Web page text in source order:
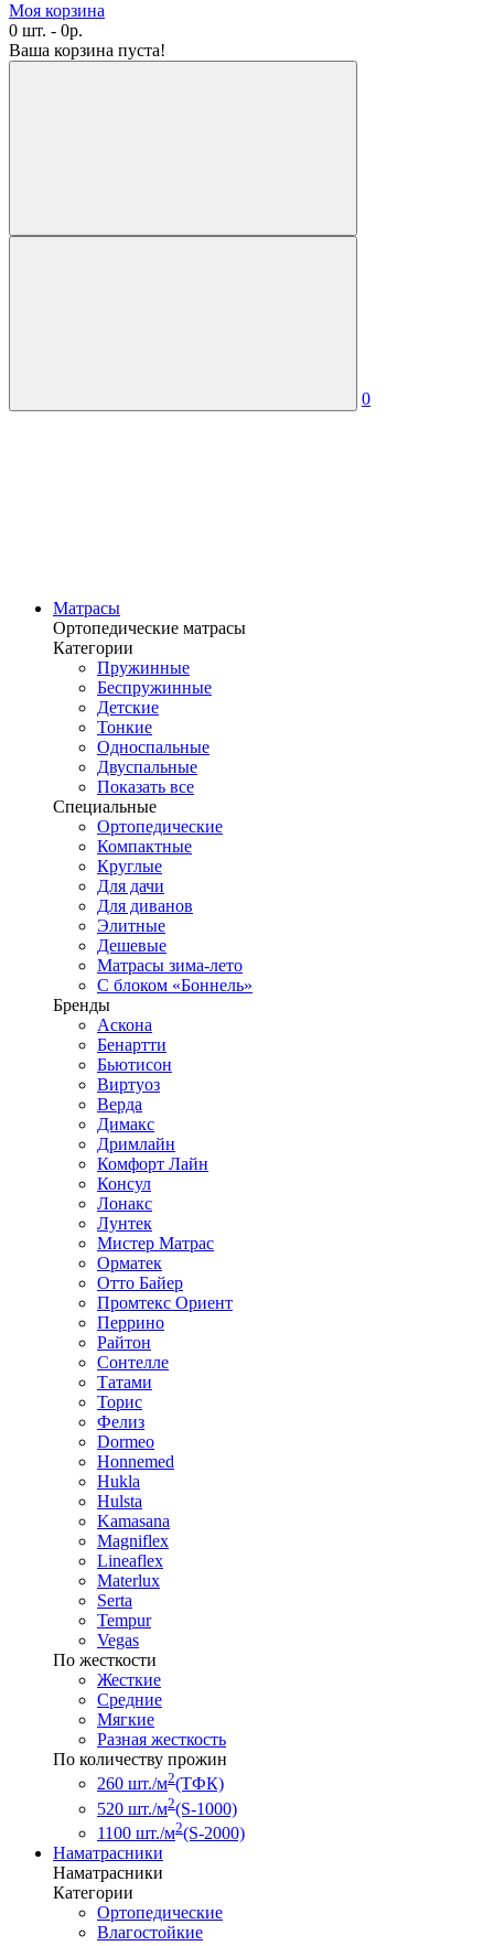
Моя корзина
0 шт. - 0р.
Ваша корзина пуста!
0
Матрасы
Ортопедические матрасы
Категории
Пружинные
Беспружинные
Детские
Тонкие
Односпальные
Двуспальные
Показать все
Специальные
Ортопедические
Компактные
Круглые
Для дачи
Для диванов
Элитные
Дешевые
Матрасы зима-лето
С блоком «Боннель»
Бренды
Аскона
Бенартти
Бьютисон
Виртуоз
Верда
Димакс
Дримлайн
Комфорт Лайн
Консул
Лонакс
Лунтек
Мистер Матрас
Орматек
Отто Байер
Промтекс Ориент
Перрино
Райтон
Сонтелле
Татами
Торис
Фелиз
Dormeo
Honnemed
Hukla
Hulsta
Kamasana
Magniflex
Lineaflex
Materlux
Serta
Tempur
Vegas
По жесткости
Жесткие
Средние
Мягкие
Разная жесткость
По количеству прожин
260 шт./м2(ТФК)
520 шт./м2(S-1000)
1100 шт./м2(S-2000)
Наматрасники
Наматрасники
Категории
Ортопедические
Влагостойкие